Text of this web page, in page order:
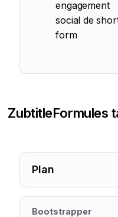
engagement
social de
form
ZubtitleFormules
Plan
Bootstrapper